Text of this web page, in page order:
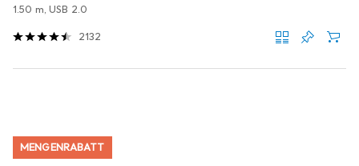
1.50 m, USB 2.0
2132
MENGENRABATT